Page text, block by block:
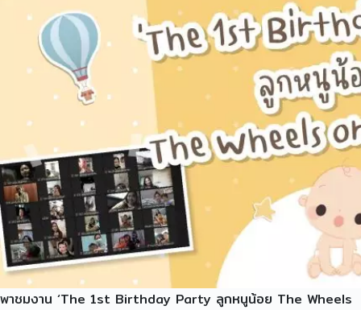
พาชมงาน ‘The 1st Birthday Party ลูกหนูน้อย The Wheels